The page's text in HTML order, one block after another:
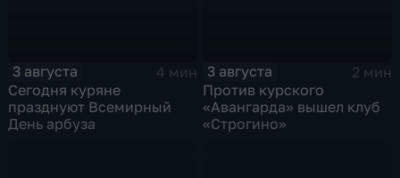
3 августа
4 мин
Сегодня куряне
празднуют Всемирный
День арбуза
3 августа
2 мин
Против курского
«Авангарда» вышел клуб
«Строгино»